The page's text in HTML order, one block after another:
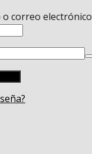
correo electrónico